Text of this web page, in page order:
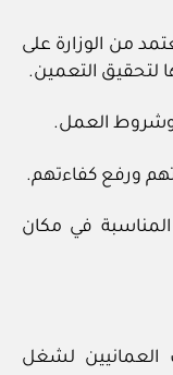
من الوزارة على
لتحقيق التعمين.
المناسبة في مكان
العمانيين لشغل